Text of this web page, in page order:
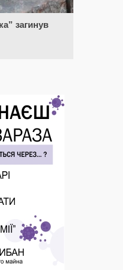
загинув